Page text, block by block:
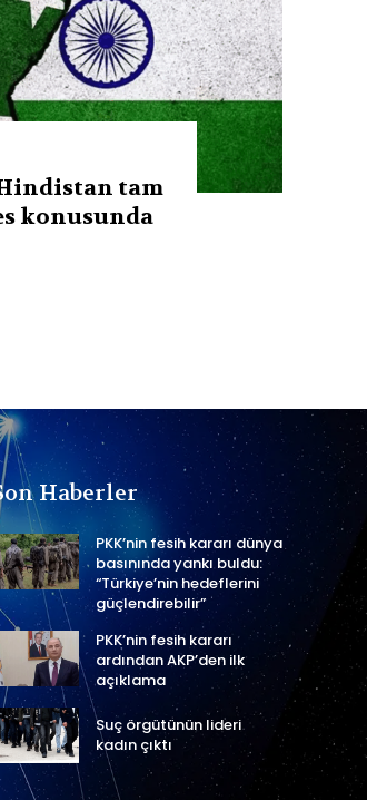
tam
konusunda
Haberler
PKK’nin fesih kararı dünya
basınında yankı buldu:
“Türkiye’nin hedeflerini
güçlendirebilir”
PKK’nin fesih kararı
ardından AKP’den ilk
açıklama
Suç örgütünün lideri
kadın çıktı